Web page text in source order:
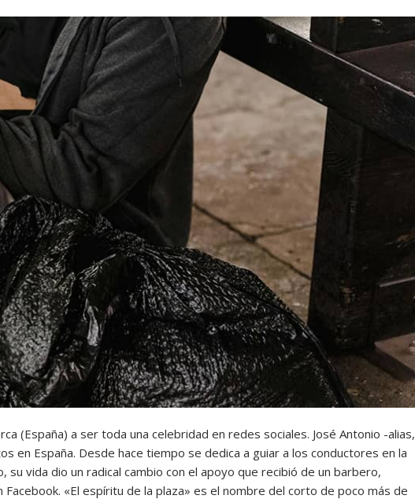
(España) a ser toda una celebridad en redes sociales. José Antonio -alias,
en España. Desde hace tiempo se dedica a guiar a los conductores en la
su vida dio un radical cambio con el apoyo que recibió de un barbero,
«El espíritu de la plaza» es el nombre del corto de poco más de